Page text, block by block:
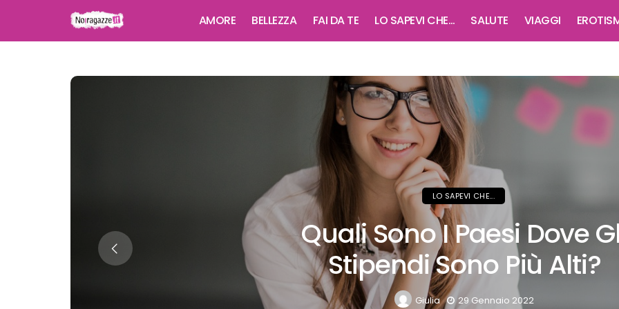
AMORE BELLEZZA FAI DA TE LO SAPEVI CHE… SALUTE VIAGGI
Sono I Paesi Dove Gli
Stipendi Sono Più Alti?